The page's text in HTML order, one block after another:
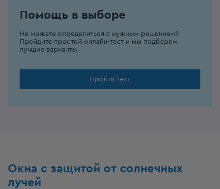
Помощь в выборе
Не можете определиться с нужным решением?
Пройдите простой онлайн-тест и мы подберём
лучшие варианты.
Пройти тест
Окна с защитой от солнечных
лучей